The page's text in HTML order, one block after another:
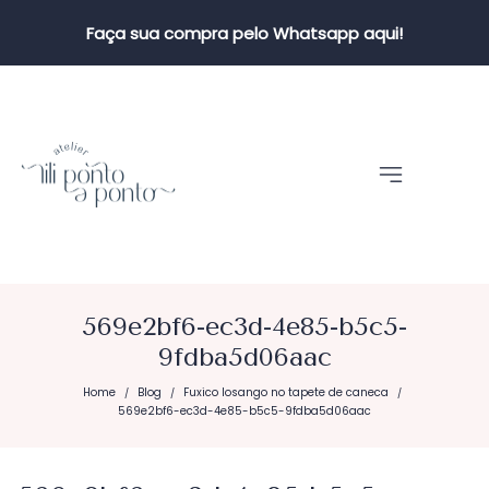
Faça sua compra pelo Whatsapp aqui!
569e2bf6-ec3d-4e85-b5c5-
9fdba5d06aac
Home / Blog / Fuxico losango no tapete de caneca /
569e2bf6-ec3d-4e85-b5c5-9fdba5d06aac